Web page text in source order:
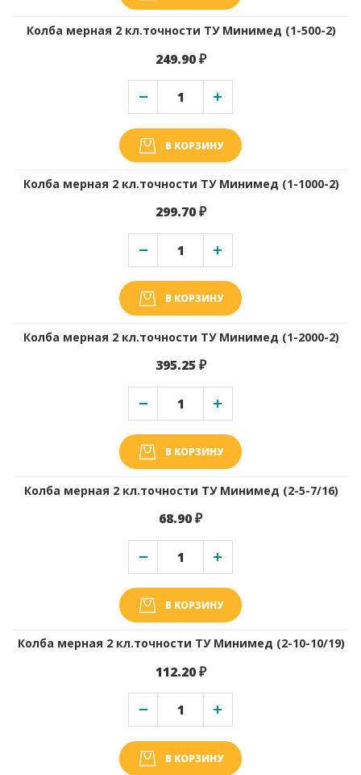
Колба мерная 2 кл.точности ТУ Минимед (1-500-2)
249.90 ₽
В КОРЗИНУ
Колба мерная 2 кл.точности ТУ Минимед (1-1000-2)
299.70 ₽
В КОРЗИНУ
Колба мерная 2 кл.точности ТУ Минимед (1-2000-2)
395.25 ₽
В КОРЗИНУ
Колба мерная 2 кл.точности ТУ Минимед (2-5-7/16)
68.90 ₽
В КОРЗИНУ
Колба мерная 2 кл.точности ТУ Минимед (2-10-10/19)
112.20 ₽
В КОРЗИНУ